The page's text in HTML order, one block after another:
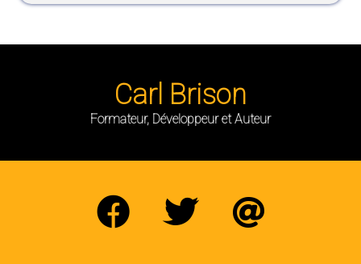
Carl Brison
Formateur, Développeur et Auteur